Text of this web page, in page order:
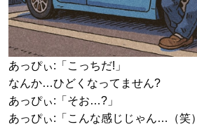
あっぴぃ:「こっちだ!」
なんか…ひどくなってません?
あっぴぃ:「そお…?」
あっぴぃ:「こんな感じじゃん…（笑）